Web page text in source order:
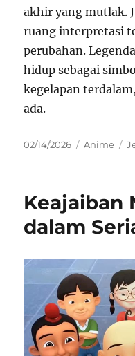
akhir yang mutlak.
ruang interpretasi
perubahan.
hidup sebagai
kegelapan
ada.
Posted
02/14/2026 Categories
Anime
Keajaiban
dalam